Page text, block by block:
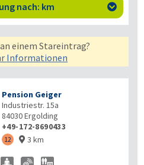
nach: km 
einem Stareintrag?
Informationen
Pension Geiger
Industriestr. 15a
84030Ergolding
+49-172-8690433
12  3 km